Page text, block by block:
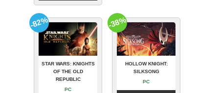
STAR WARS: KNIGHTS
OF THE OLD
REPUBLIC
PC
-82%
HOLLOW KNIGHT:
SILKSONG
PC
-38%